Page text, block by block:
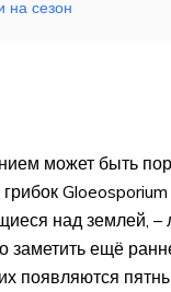
на сезон
может быть
над землей, –
заметить ещё
появляются